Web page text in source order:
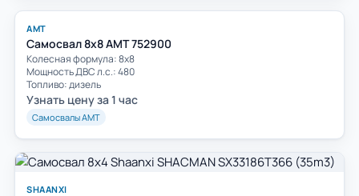
АМТ
Самосвал 8х8 АМТ 752900
Колесная формула: 8х8
Мощность ДВС л.с.: 480
Топливо: дизель
Узнать цену за 1 час
Самосвалы АМТ
SHAANXI